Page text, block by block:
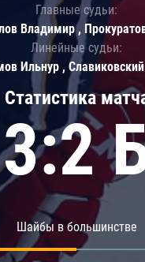
Статистика
3:2
Шайбы в большинстве
Главные судьи:
Владимир ,
Линейные судьи:
Ильнур ,